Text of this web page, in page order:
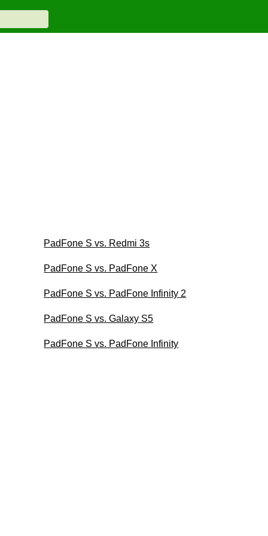
PadFone S vs. Redmi 3s
PadFone S vs. PadFone X
PadFone S vs. PadFone Infinity 2
PadFone S vs. Galaxy S5
PadFone S vs. PadFone Infinity